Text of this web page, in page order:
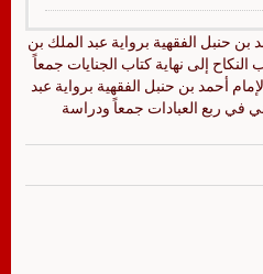
بن حنبل الفقهية برواية عبد الملك بن
إلى نهاية كتاب الجنايات جمعاً
أحمد بن حنبل الفقهية برواية عبد
في ربع العبادات جمعاً ودراسة